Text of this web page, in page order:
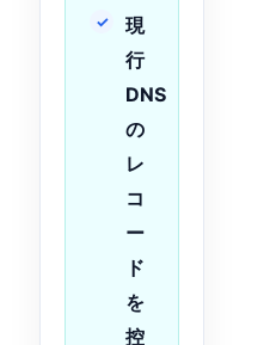
現
行
DNS
の
レ
コ
ー
ド
を
控